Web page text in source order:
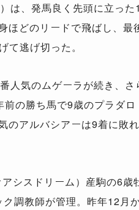
は、発馬良く先頭に立った
ほどのリードで飛ばし、最
逃げ切った。
人気のムゲーラが続き、さ
の勝ち馬で9歳のプラダロ
のアルバシアーは9着に敗れ
シスドリーム）産駒の6歳
調教師が管理。昨年12月